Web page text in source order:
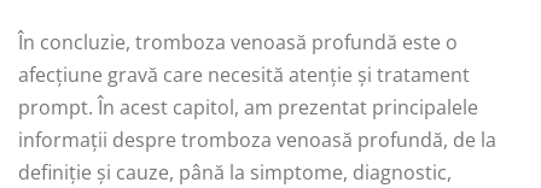
În concluzie, tromboza venoasă profundă este o
afecțiune gravă care necesită atenție și tratament
prompt. În acest capitol, am prezentat principalele
informații despre tromboza venoasă profundă, de la
definiție și cauze, până la simptome, diagnostic,